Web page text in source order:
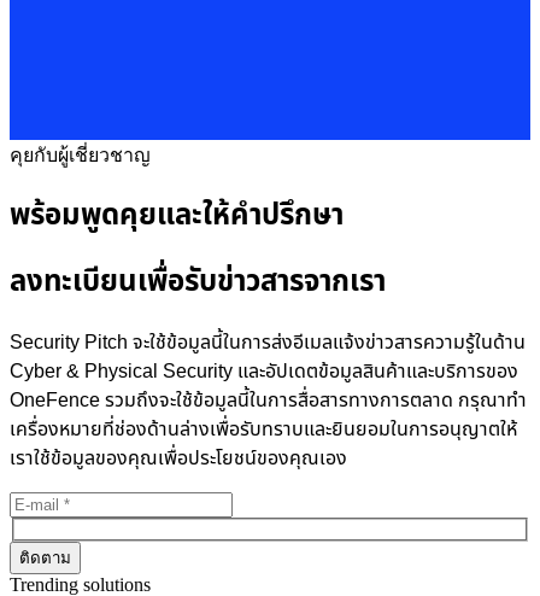
คุยกับผู้เชี่ยวชาญ
พร้อมพูดคุยและให้คำปรึกษา
ลงทะเบียนเพื่อรับข่าวสารจากเรา
Security Pitch จะใช้ข้อมูลนี้ในการส่งอีเมลแจ้งข่าวสารความรู้ในด้าน
Cyber & Physical Security และอัปเดตข้อมูลสินค้าและบริการของ
OneFence รวมถึงจะใช้ข้อมูลนี้ในการสื่อสารทางการตลาด กรุณาทำ
เครื่องหมายที่ช่องด้านล่างเพื่อรับทราบและยินยอมในการอนุญาตให้
เราใช้ข้อมูลของคุณเพื่อประโยชน์ของคุณเอง
Trending solutions